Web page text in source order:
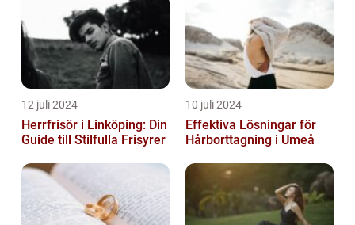
12 juli 2024
Herrfrisör i Linköping: Din
Guide till Stilfulla Frisyrer
10 juli 2024
Effektiva Lösningar för
Hårborttagning i Umeå